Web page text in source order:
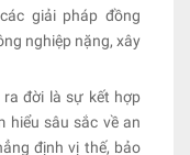
giải pháp đồng
nghiệp nặng, xây
ra đời là sự kết hợp
hiểu sâu sắc về an
định vị thế, bảo